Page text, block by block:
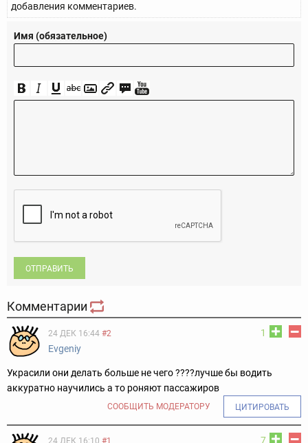
добавления комментариев.
Имя (обязательное)
ОТПРАВИТЬ
Комментарии
1
24 ДЕК 16:44 #2
Evgeniy
Украсили они делать больше не чего ????лучше бы водить
аккуратно научились а то роняют пассажиров
СООБЩИТЬ МОДЕРАТОРУ ЦИТИРОВАТЬ
7